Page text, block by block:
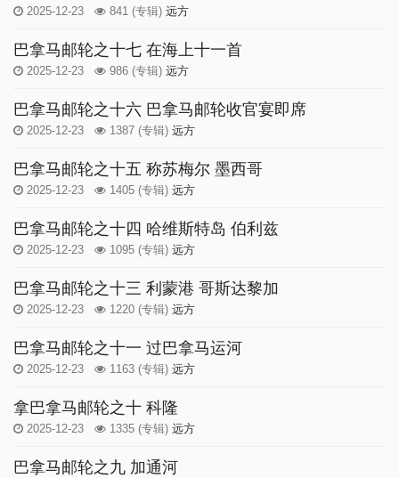
2025-12-23 841 (专辑) 远方
巴拿马邮轮之十七 在海上十一首
2025-12-23 986 (专辑) 远方
巴拿马邮轮之十六 巴拿马邮轮收官宴即席
2025-12-23 1387 (专辑) 远方
巴拿马邮轮之十五 称苏梅尔 墨西哥
2025-12-23 1405 (专辑) 远方
巴拿马邮轮之十四 哈维斯特岛 伯利兹
2025-12-23 1095 (专辑) 远方
巴拿马邮轮之十三 利蒙港 哥斯达黎加
2025-12-23 1220 (专辑) 远方
巴拿马邮轮之十一 过巴拿马运河
2025-12-23 1163 (专辑) 远方
拿巴拿马邮轮之十 科隆
2025-12-23 1335 (专辑) 远方
巴拿马邮轮之九 加通河